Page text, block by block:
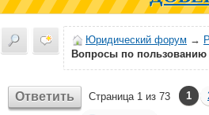
Юридический форум →
Вопросы по
Ответить Страница 1 из 73 1